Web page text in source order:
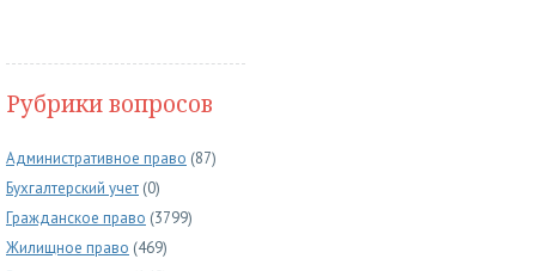
Рубрики вопросов
Административное право (87)
Бухгалтерский учет (0)
Гражданское право (3799)
Жилищное право (469)